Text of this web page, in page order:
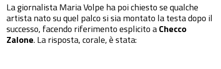
La giornalista Maria Volpe ha poi chiesto se qualche
artista nato su quel palco si sia montato la testa dopo il
successo, facendo riferimento esplicito aChecco
Zalone. La risposta, corale, è stata: